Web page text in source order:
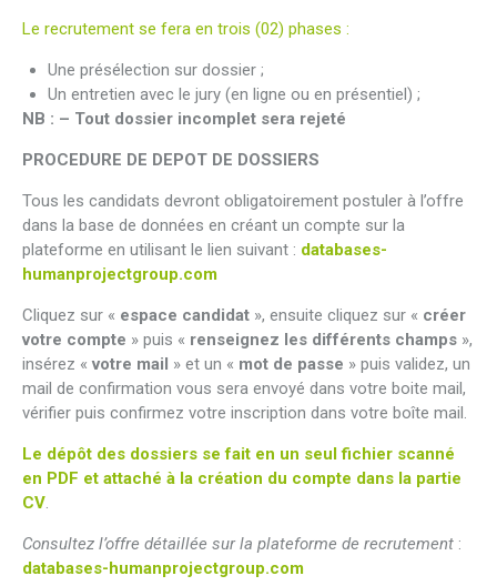
Le recrutement se fera en trois (02) phases :
Une présélection sur dossier ;
Un entretien avec le jury (en ligne ou en présentiel) ;
NB : – Tout dossier incomplet sera rejeté
PROCEDURE DE DEPOT DE DOSSIERS
Tous les candidats devront obligatoirement postuler à l’offre
dans la base de données en créant un compte sur la
plateforme en utilisant le lien suivant : databases-
humanprojectgroup.com
Cliquez sur « espace candidat », ensuite cliquez sur « créer
votre compte » puis « renseignez les différents champs »,
insérez « votre mail » et un « mot de passe » puis validez, un
mail de confirmation vous sera envoyé dans votre boite mail,
vérifier puis confirmez votre inscription dans votre boîte mail.
Le dépôt des dossiers se fait en un seul fichier scanné
en PDF et attaché à la création du compte dans la partie
CV.
Consultez l’offre détaillée sur la plateforme de recrutement :
databases-humanprojectgroup.com